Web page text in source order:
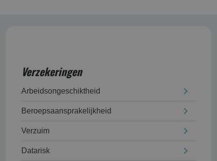
Verzekeringen
Arbeidsongeschikt­heid
Beroepsaansprakelijk­heid
Verzuim
Datarisk